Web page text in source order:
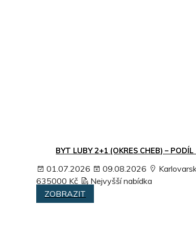
BYT LUBY 2+1 (OKRES CHEB) – PODÍL
01.07.2026 09.08.2026
635000 Kč
Nejvyšší nabídka
ZOBRAZIT